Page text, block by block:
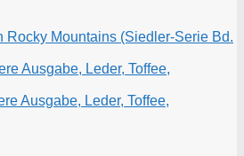
Rocky Mountains (Siedler-Serie Bd.
Ausgabe, Leder, Toffee,
Ausgabe, Leder, Toffee,